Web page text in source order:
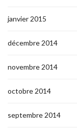
janvier 2015
décembre 2014
novembre 2014
octobre 2014
septembre 2014